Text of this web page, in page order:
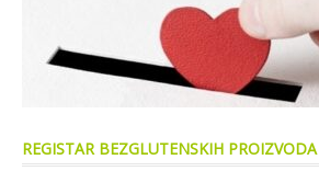
REGISTAR BEZGLUTENSKIH PROIZVODA